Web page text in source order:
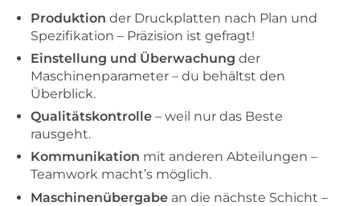
Produktion der Druckplatten nach Plan und
Spezifikation – Präzision ist gefragt!
Einstellung und Überwachung der
Maschinenparameter – du behältst den
Überblick.
Qualitätskontrolle – weil nur das Beste
rausgeht.
Kommunikation mit anderen Abteilungen –
Teamwork macht’s möglich.
Maschinenübergabe an die nächste Schicht –